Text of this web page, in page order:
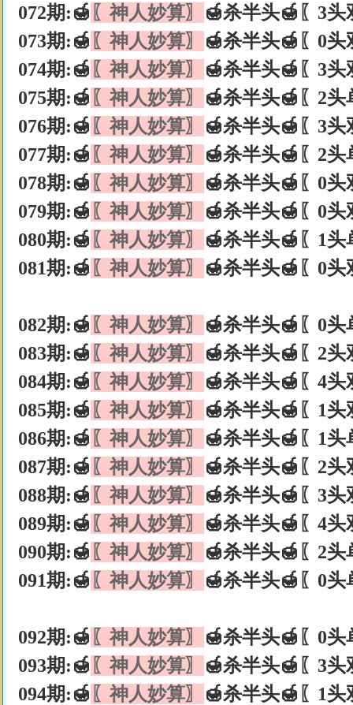
072期:🍯 〖神人妙算〗
🍯杀半头🍯〖3
073期:🍯 〖神人妙算〗
🍯杀半头🍯〖0
074期:🍯 〖神人妙算〗
🍯杀半头🍯〖3
075期:🍯 〖神人妙算〗
🍯杀半头🍯〖2
076期:🍯 〖神人妙算〗
🍯杀半头🍯〖3
077期:🍯 〖神人妙算〗
🍯杀半头🍯〖2
078期:🍯 〖神人妙算〗
🍯杀半头🍯〖0
079期:🍯 〖神人妙算〗
🍯杀半头🍯〖0
080期:🍯 〖神人妙算〗
🍯杀半头🍯〖1
081期:🍯 〖神人妙算〗 🍯杀半头🍯〖0
082期:🍯 〖神人妙算〗
🍯杀半头🍯〖0
083期:🍯 〖神人妙算〗
🍯杀半头🍯〖2
084期:🍯 〖神人妙算〗
🍯杀半头🍯〖4
085期:🍯 〖神人妙算〗
🍯杀半头🍯〖1
086期:🍯 〖神人妙算〗
🍯杀半头🍯〖1
087期:🍯 〖神人妙算〗
🍯杀半头🍯〖2
088期:🍯 〖神人妙算〗
🍯杀半头🍯〖3
089期:🍯 〖神人妙算〗
🍯杀半头🍯〖4
090期:🍯 〖神人妙算〗
🍯杀半头🍯〖2
091期:🍯 〖神人妙算〗 🍯杀半头🍯〖0
092期:🍯 〖神人妙算〗
🍯杀半头🍯〖0
093期:🍯 〖神人妙算〗
🍯杀半头🍯〖3
094期:🍯 〖神人妙算〗
🍯杀半头🍯〖1